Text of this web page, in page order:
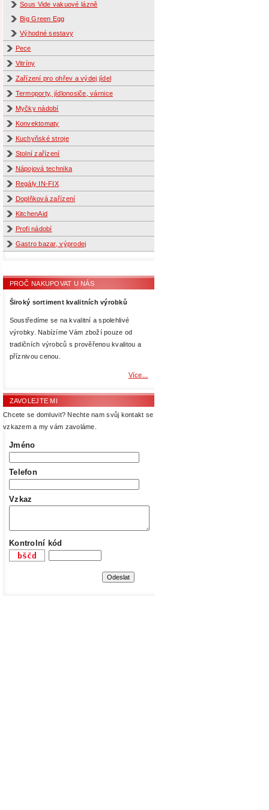
Sous Vide vakuové lázně
Big Green Egg
Výhodné sestavy
Pece
Vitríny
Zařízení pro ohřev a výdej jídel
Termoporty, jídlonosiče, várnice
Myčky nádobí
Konvektomaty
Kuchyňské stroje
Stolní zařízení
Nápojová technika
Regály IN-FIX
Doplňková zařízení
KitchenAid
Profi nádobí
Gastro bazar, výprodej
PROČ NAKUPOVAT U NÁS
Široký sortiment kvalitních výrobků
Soustředíme se na kvalitní a spolehlivé
výrobky. Nabízíme Vám zboží pouze od
tradičních výrobců s prověřenou kvalitou a
příznivou cenou.
Více...
ZAVOLEJTE MI
Chcete se domluvit? Nechte nam svůj kontakt se
vzkazem a my vám zavoláme.
Jméno
Telefon
Vzkaz
Kontrolní kód